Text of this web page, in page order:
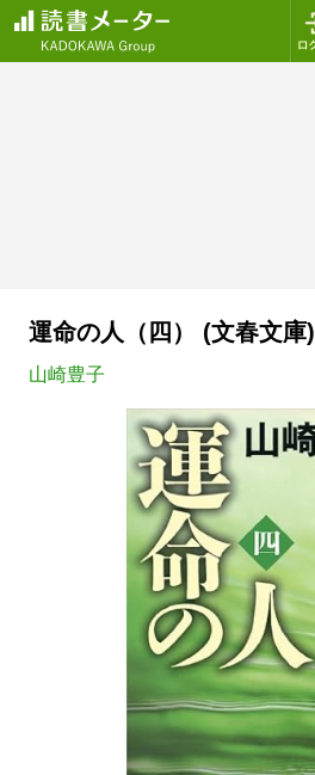
運命の人（四） (文春文庫)
山崎豊子